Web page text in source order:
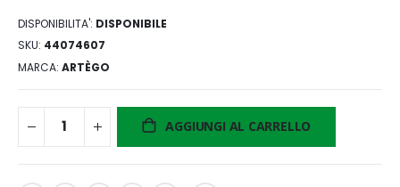
DISPONIBILITA': DISPONIBILE
SKU 44074607
MARCA ARTÈGO
AGGIUNGI AL CARRELLO